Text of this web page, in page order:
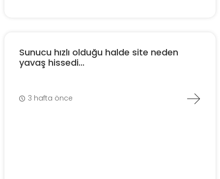
Sunucu hızlı olduğu halde site neden
yavaş hissedi...
3 hafta önce